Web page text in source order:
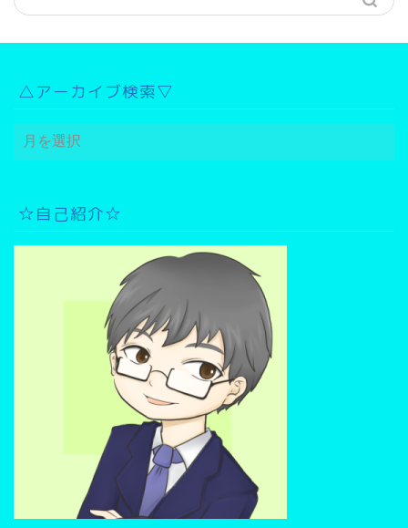
△アーカイブ検索▽
△
ア
イ
ブ
☆自己紹介☆